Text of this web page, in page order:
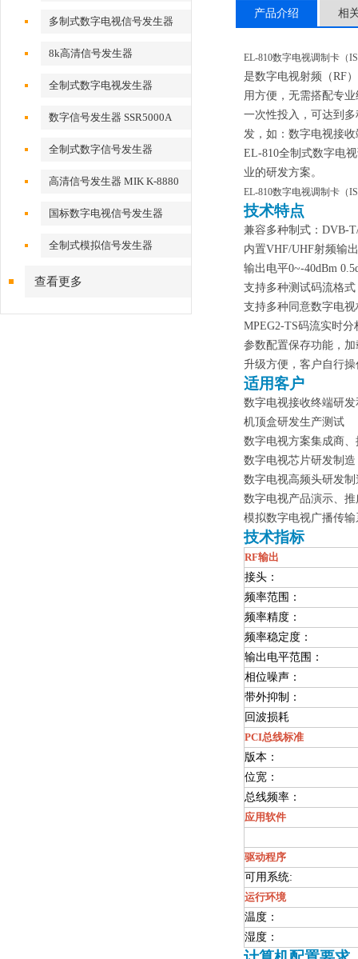
多制式数字电视信号发生器
8k高清信号发生器
全制式数字电视发生器
数字信号发生器 SSR5000A
全制式数字信号发生器
MSD5000A
高清信号发生器 MIK K-8880
国标数字电视信号发生器
全制式模拟信号发生器
查看更多
产品介绍 相
EL-810数字电视调制卡（
是数字电视射频 （RF
用方便，无需搭配专
一次性投入，可达到
发，如：数字电视接
EL-810全制式数字电
业的研发方案。
EL-810数字电视调制卡（
技术特点
兼容多种制式： DVB-
内置VHF/UHF射频输
输出电平0~-40dBm
支持多种测试码流格式
支持多种 同意数字电
MPEG2-TS码流实时
参数配置保存功能，
升级方便，客户自行
适用客户
数字电视接收终端研
机顶盒研发生产测试
数字电视方案集成商
数字电视芯片研发制造
数字电视高频头研发制
数字电视产品演示、推
模拟数字电视广播传输
技术指标
RF输出
接头：
频率范围：
频率精度：
频率稳定度：
输出电平范围：
相位噪声：
带外抑制：
回波损耗
PCI总线标准
版本：
位宽：
总线频率：
应用软件
驱动程序
可用系统:
运行环境
温度：
湿度：